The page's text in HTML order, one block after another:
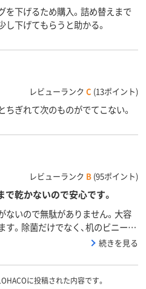
を下げるため購入。詰め替えまで
し下げてもらうと助かる。
レビューランク C (13ポイント)
ちぎれて次のものがでてこない。
レビューランク B (95ポイント)
乾かないので安心です。
ないので無駄がありません。大容
す。除菌だけでなく、机のビニール
続きを見る
に投稿された内容です。